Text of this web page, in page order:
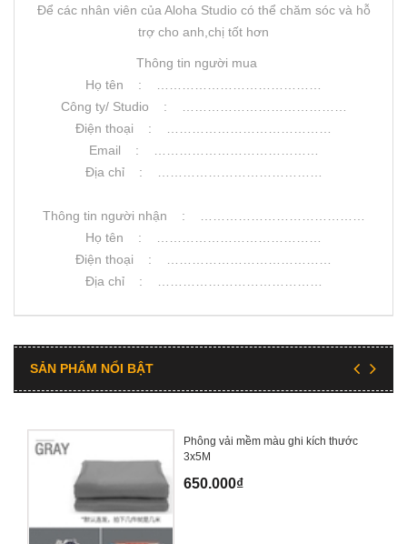
Để các nhân viên của Aloha Studio có thể chăm sóc và hỗ
trợ cho anh,chị tốt hơn
Thông tin người mua
Họ tên : …………………………………
Công ty/ Studio : …………………………………
Điện thoại : …………………………………
Email : …………………………………
Địa chỉ : …………………………………
Thông tin người nhận : …………………………………
Họ tên : …………………………………
Điện thoại : …………………………………
Địa chỉ : …………………………………
SẢN PHẨM NỔI BẬT
Phông vải mềm màu ghi kích thước
3x5M
650.000₫